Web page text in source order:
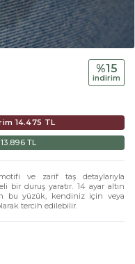
%15
i̇ndi̇ri̇m
14.475 TL
13.896 TL
ve zarif taş detaylarıyla
bir duruş yaratır. 14 ayar altın
bu yüzük, kendiniz için veya
tercih edilebilir.